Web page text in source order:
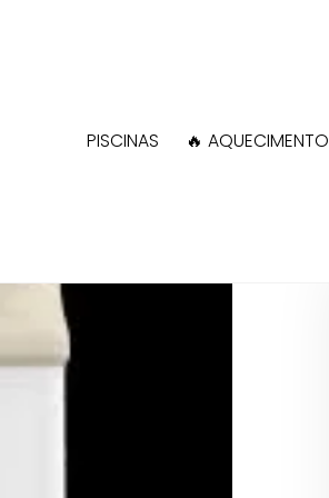
PISCINAS 🔥 AQUECIMENTO